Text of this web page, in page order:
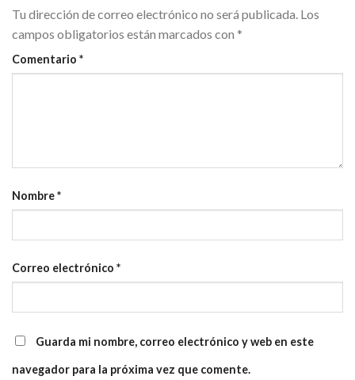
Tu dirección de correo electrónico no será publicada. Los
campos obligatorios están marcados con *
Comentario *
Nombre*
Correo electrónico *
Guarda mi nombre, correo electrónico y web en este
navegador para la próxima vez que comente.